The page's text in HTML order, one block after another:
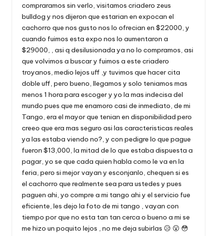
compraramos sin verlo, visitamos criadero zeus
bulldog y nos dijeron que estarian en expocan el
cachorro que nos gusto nos lo ofrecian en $22000, y
cuando fuimos esta expo nos lo aumentaron a
$29000, , asi q desilusionada ya no lo compramos, asi
que volvimos a buscar y fuimos a este criadero
troyanos, medio lejos uff ,y tuvimos que hacer cita
doble uff, pero bueno, llegamos y solo teniamos mas
menos 1 hora para escoger y yo la mas indecisa del
mundo pues que me enamoro casi de inmediato, de mi
Tango, era el mayor que tenian en disponibilidad pero
creeo que era mas seguro asi las caracteristicas reales
ya las estaba viendo no?, y con pedigre lo que pague
fueron $13,000, la mitad de lo que estaba dispuesta a
pagar, yo se que cada quien habla como le va en la
feria, pero si mejor vayan y esconjanlo, chequen si es
el cachorro que realmente sea para ustedes y pues
paguen ahi, yo compre a mi tango ahi y el servicio fue
eficiente, les dejo la foto de mi tango , vayan con
tiempo por que no esta tan tan cerca o bueno a mi se
me hizo un poquito lejos , no me deja subirlas 😥 😮 😳